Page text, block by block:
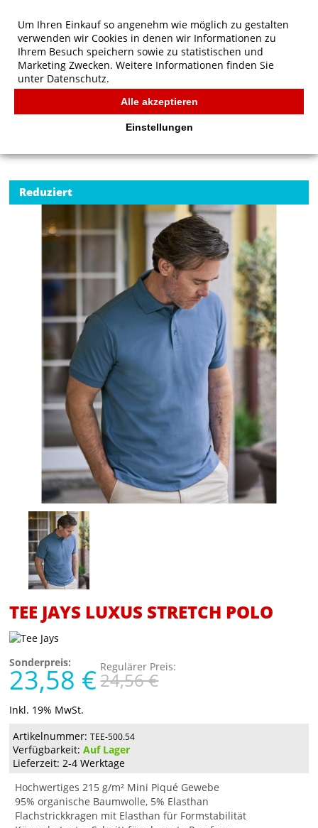
Tee Jays Luxus Stretch Polo
Reduziert
TEE JAYS LUXUS STRETCH POLO
Sonderpreis:
23,58 € Regulärer Preis:
24,56 €
Inkl. 19% MwSt.
Artikelnummer: TEE-500.54
Verfügbarkeit:Auf Lager
Lieferzeit: 2-4 Werktage
Hochwertiges 215 g/m² Mini Piqué Gewebe
95% organische Baumwolle, 5% Elasthan
Flachstrickkragen mit Elasthan für Formstabilität
Um Ihren Einkauf so angenehm wie möglich zu gestalten
verwenden wir Cookies in denen wir Informationen zu
Ihrem Besuch speichern sowie zu statistischen und
Marketing Zwecken. Weitere Informationen finden Sie
unter Datenschutz.
Alle akzeptieren
Einstellungen